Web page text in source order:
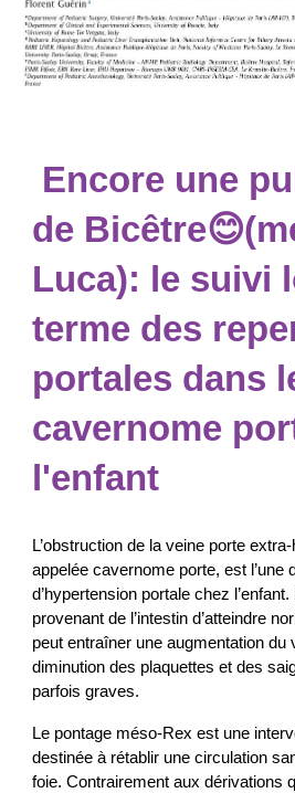
Encore une
de
Luca): le suivi
terme des
portales dans
cavernome
l'enfant
L’obstruction de la veine porte
appelée cavernome porte, est l’une
d’hypertension portale chez
provenant de l’intestin d’atteindre
peut entraîner une augmentation du
diminution des plaquettes et des
parfois graves.
Le pontage méso-Rex est une
destinée à rétablir une circulation
foie. Contrairement aux dérivations